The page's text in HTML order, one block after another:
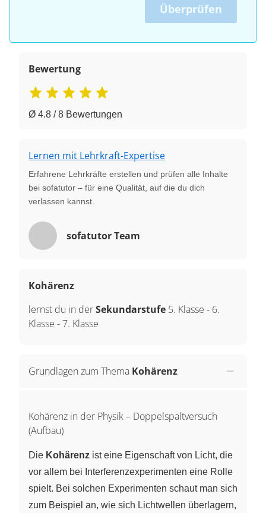
Überprüfen
Bewertung
Ø 4.8 / 8 Bewertungen
Lernen mit Lehrkraft-Expertise
Erfahrene Lehrkräfte erstellen und prüfen alle Inhalte
bei sofatutor – für eine Qualität, auf die du dich
verlassen kannst.
sofatutor Team
Kohärenz
lernst du in derSekundarstufe 5. Klasse - 6.
Klasse -7. Klasse
Grundlagen zum Thema Kohärenz
Kohärenz in der Physik – Doppelspaltversuch
(Aufbau)
Die Kohärenz ist eine Eigenschaft von Licht, die
vor allem bei Interferenzexperimenten eine Rolle
spielt. Bei solchen Experimenten schaut man sich
zum Beispiel an, wie sich Lichtwellen überlagern,